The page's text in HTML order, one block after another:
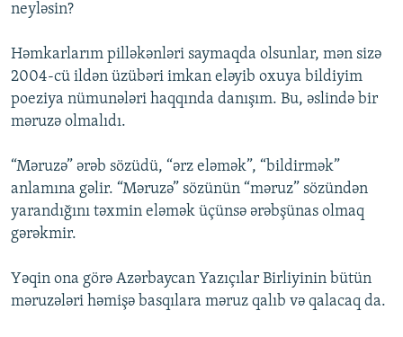
neyləsin?
Həmkarlarım pilləkənləri saymaqda olsunlar, mən sizə
2004-cü ildən üzübəri imkan eləyib oxuya bildiyim
poeziya nümunələri haqqında danışım. Bu, əslində bir
məruzə olmalıdı.
“Məruzə” ərəb sözüdü, “ərz eləmək”, “bildirmək”
anlamına gəlir. “Məruzə” sözünün “məruz” sözündən
yarandığını təxmin eləmək üçünsə ərəbşünas olmaq
gərəkmir.
Yəqin ona görə Azərbaycan Yazıçılar Birliyinin bütün
məruzələri həmişə basqılara məruz qalıb və qalacaq da.